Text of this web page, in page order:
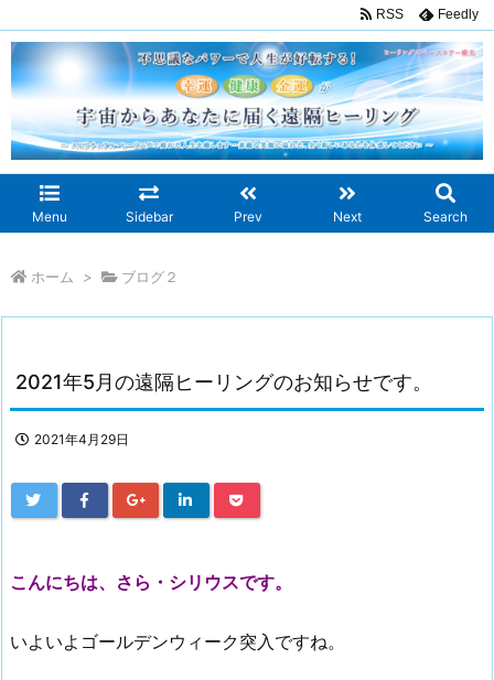
Menu Sidebar Prev Next Search
RSS Feedly
ホーム > ブログ２
2021年5月の遠隔ヒーリングのお知らせです。
2021年4月29日
こんにちは、さら・シリウスです。
いよいよゴールデンウィーク突入ですね。